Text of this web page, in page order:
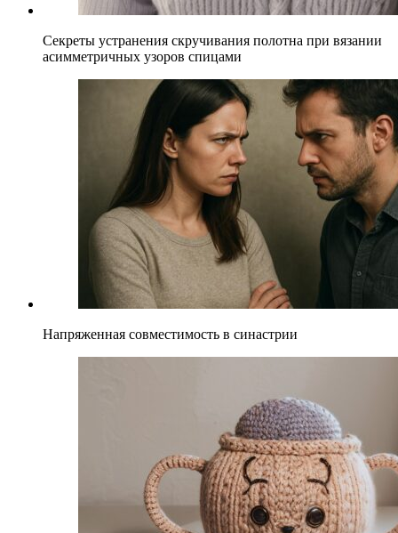
Секреты устранения скручивания полотна при вязании
асимметричных узоров спицами
Напряженная совместимость в синастрии